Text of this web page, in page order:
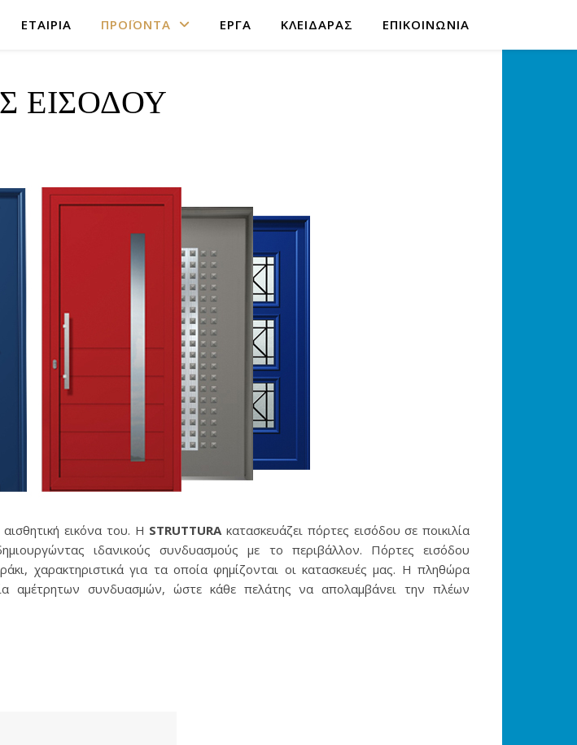
ΕΤΑΙΡΙΑ ΠΡΟΪΟΝΤΑ ΕΡΓΑ ΚΛΕΙΔΑΡΑΣ ΕΠΙΚΟΙΝΩΝΙΑ
ΕΙΣΟΔΟΥ
εικόνα του. Η STRUTTURAκατασκευάζει πόρτες εισόδου σε ποικιλία
ιδανικούς συνδυασμούς με το περιβάλλον. Πόρτες εισόδου
χαρακτηριστικά για τα οποία φημίζονται οι κατασκευές μας. Η πληθώρα
αμέτρητων συνδυασμών, ώστε κάθε πελάτης να απολαμβάνει την πλέων